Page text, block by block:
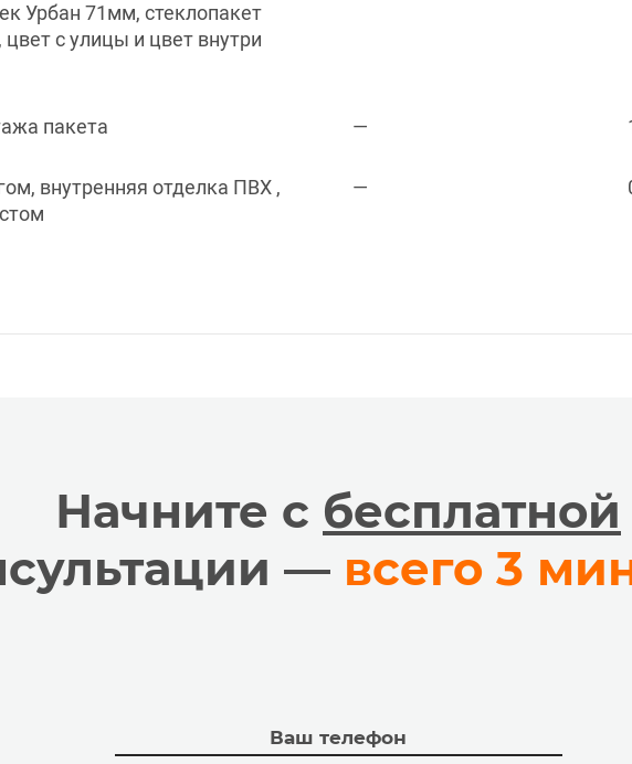
Урбан 71мм, стеклопакет
с улицы и цвет внутри
пакета —
внутренняя отделка ПВХ ,
—
Начните с бесплатной
— всего 3